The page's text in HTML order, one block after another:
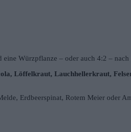
eine Würzpflanze – oder auch 4:2 –
Löffelkraut, Lauchhellerkraut,
Erdbeerspinat, Rotem Meier oder